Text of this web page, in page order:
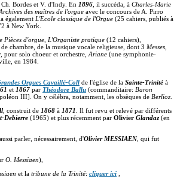
Ch. Bordes et V. d'Indy. En 1896 , il succéda, à Charles-Marie
des maîtres de l'orgue avec le concours de A. Pirro
également L'Ecole classique de l'Orgue (25 cahiers, publiés à
à New York.
Pièces d'orgue L'Organiste pratique (12 cahiers),
de chambre, de la musique vocale religieuse, dont 3 Messes
, pour solo choeur et orchestre, Ariane (une symphonie-
en 1984.
Orgues Cavaillé-Coll de l'église de la Sainte-Trinité à
et 1867 par Théodore Ballu (commanditaire: Baron
III]. On y célébra, notamment, les obsèques de Berlioz
, construit de 1868 à 1871 . Il fut revu et relevé par différents
Debierre (1965) et plus récemment par Olivier Glandaz (en
aussi parler, nécessairement, d'Olivier MESSIAEN, qui fut
O. Messiaen),
et la tribune de la Trinité: cliquer ici